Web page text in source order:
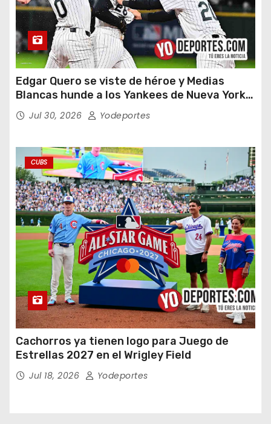
Edgar Quero se viste de héroe y Medias
Blancas hunde a los Yankees de Nueva York
en doce entradas
Jul 30, 2026 Yodeportes
CUBS
Cachorros ya tienen logo para Juego de
Estrellas 2027 en el Wrigley Field
Jul 18, 2026 Yodeportes